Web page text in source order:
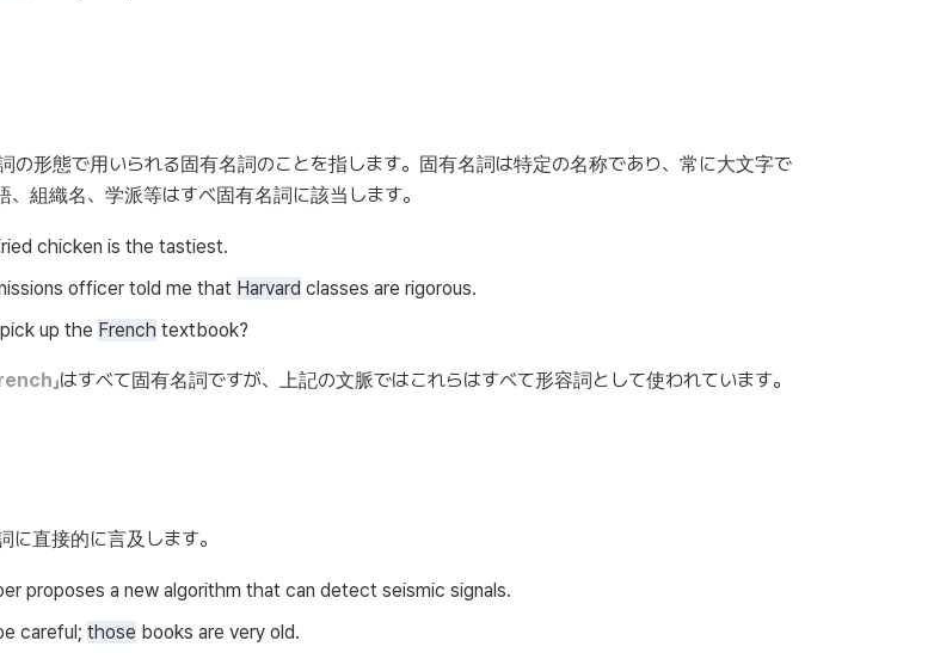
の形態で用いられる固有名詞のことを指します。固有名詞は特定の名称であり、常に大文字で
、組織名、学派等はすべ固有名詞に該当します。
chicken is the tastiest.
officer told me that Harvard classes are rigorous.
up the French textbook?
」はすべて固有名詞ですが、上記の文脈ではこれらはすべて形容詞として使われています。
直接的に言及します。
proposes a new algorithm that can detect seismic signals.
careful; those books are very old.